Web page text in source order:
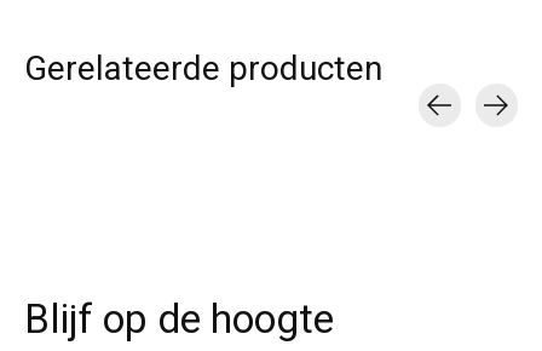
Gerelateerde producten
Blijf op de hoogte